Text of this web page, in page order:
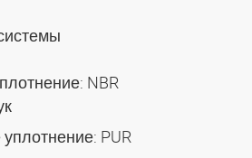
NBR
PUR